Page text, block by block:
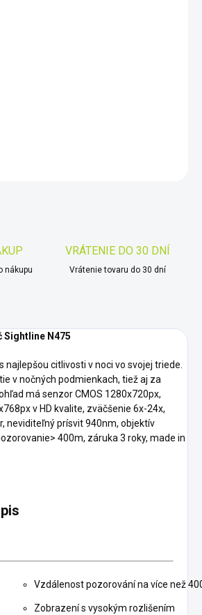
nákupu
VRÁTENIE DO 30 DNÍ
Vrátenie tovaru do 30 dní
Sightline N475
najlepšou citlivosti v noci vo svojej triede.
v nočných podmienkach, tiež aj za
má senzor CMOS 1280x720px,
v HD kvalite, zväčšenie 6x-24x,
neviditeľný prísvit 940nm, objektív
400m, záruka 3 roky, made in
Vzdálenost pozorování na více než
Zobrazení s vysokým rozlišením